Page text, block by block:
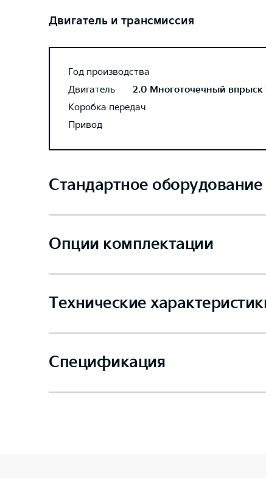
Двигатель и трансмиссия
Год производства
Двигатель
2.0 Многоточечный впрыск
Коробка передач
Привод
Стандартное оборудование
Опции комплектации
Технические
Спецификация